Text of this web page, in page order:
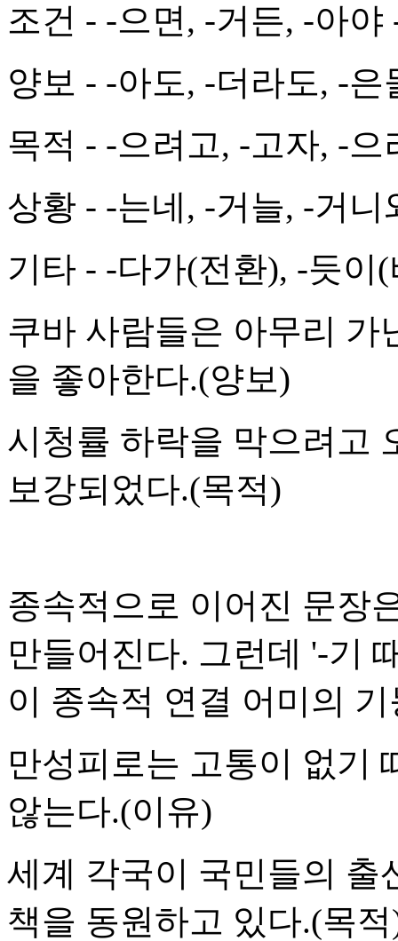
조건 - -으면, -거든, -아야
양보 - -아도, -더라도, -은
목적 - -으려고, -고자, -으
상황 - -는네, -거늘, -거니
기타 - -다가(전환), -듯이
쿠바 사람들은 아무리 가
을 좋아한다.(양보)
시청률 하락을 막으려고
보강되었다.(목적)
종속적으로 이어진 문장
만들어진다. 그런데 '-기
이 종속적 연결 어미의
만성피로는 고통이 없기
않는다.(이유)
세계 각국이 국민들의 출
책을 동원하고 있다.(목